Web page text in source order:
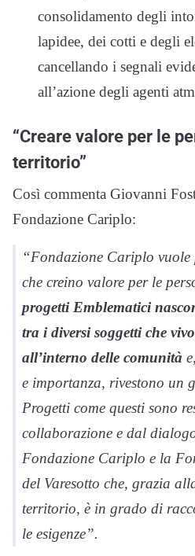
consolidamento degli
lapidee, dei cotti e degli
cancellando i segnali
all’azione degli agenti
“Creare valore per le
territorio”
Così commenta Giovanni
Fondazione Cariplo:
“Fondazione Cariplo vuole
che creino valore per le
progetti Emblematici
tra i diversi soggetti che
all’interno delle comunità
e importanza, rivestono un
Progetti come questi sono
collaborazione e dal
Fondazione Cariplo e la
del Varesotto che, grazia
territorio, è in grado di
le esigenze”.